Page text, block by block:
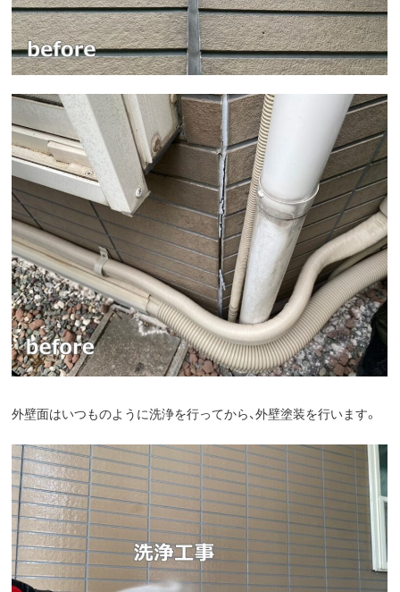
外壁面はいつものように洗浄を行ってから、外壁塗装を行います。